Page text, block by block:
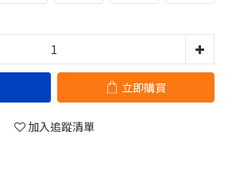
立即購買
加入追蹤清單